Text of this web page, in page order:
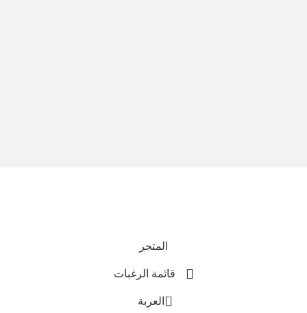
المتجر
قائمة الرغبات
0 العربة